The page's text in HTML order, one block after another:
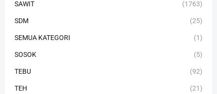
SAWIT (1763)
SDM (25)
SEMUA KATEGORI (1)
SOSOK (5)
TEBU (92)
TEH (21)